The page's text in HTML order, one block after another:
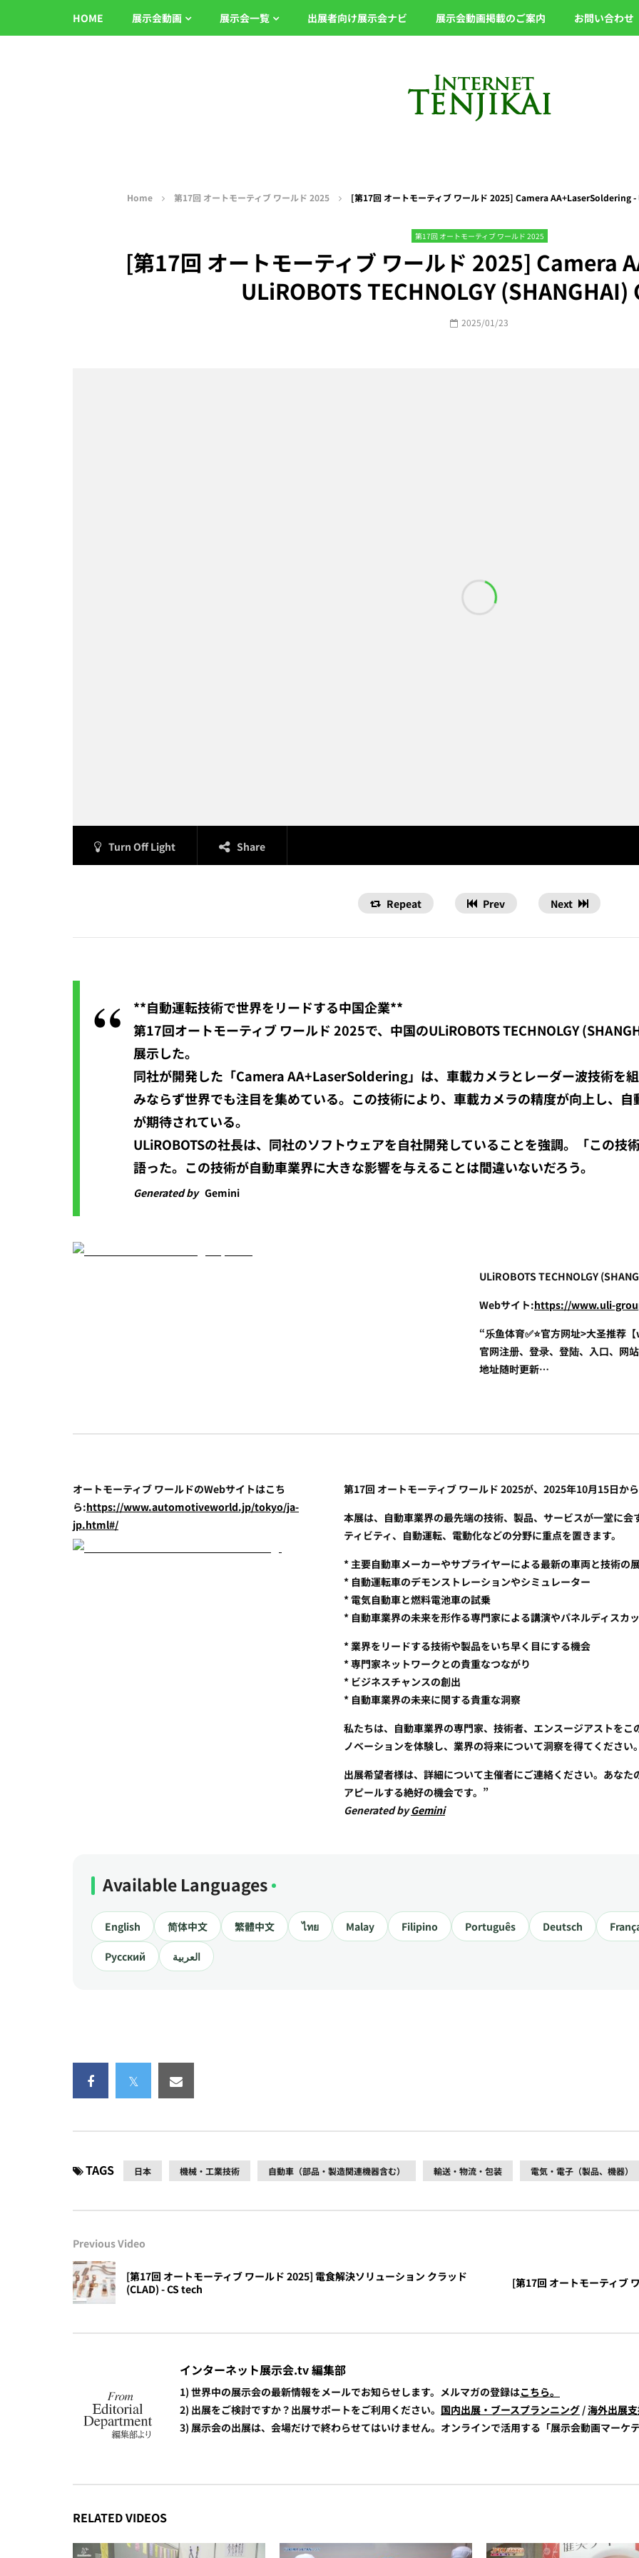
HOME 展示会動画 展示会一覧 出展者向け展示会ナビ 展示会動画掲載のご案内 お問い合わせ
Home 第17回 オートモーティブ ワールド 2025 [第17回 オートモーティブ ワールド 2025] Camera AA+LaserSoldering -
第17回 オートモーティブ ワールド 2025
[第17回 オートモーティブ ワールド 2025] Camera
ULiROBOTS TECHNOLGY (SHANGHAI)
2025/01/23
Turn Off Light Share
Repeat Prev Next
**自動運転技術で世界をリードする中国企業**
第17回オートモーティブ ワールド 2025で、中国のULiROBOTS TECHNOLGY
展示した。
同社が開発した「Camera AA+LaserSoldering」は、車載カメラとレーダー波技術を
みならず世界でも注目を集めている。この技術により、車載カメラの精度が向上し、
が期待されている。
ULiROBOTSの社長は、同社のソフトウェアを自社開発していることを強調。「この技
語った。この技術が自動車業界に大きな影響を与えることは間違いないだろう。
Generated by Gemini
ULiROBOTS TECHNOLGY
Webサイト:https://www.uli-
“乐鱼体育✅⭐️官方网址>大圣推
官网注册、登录、登陆、入口、网
地址随时更新…
オートモーティブ ワールドのWebサイトはこち
ら:https://www.automotiveworld.jp/tokyo/ja-
jp.html#/
第17回 オートモーティブ ワールド 2025が、2025年10月15日か
本展は、自動車業界の最先端の技術、製品、サービスが一堂に
ティビティ、自動運転、電動化などの分野に重点を置きます。
* 主要自動車メーカーやサプライヤーによる最新の車両と技術の
* 自動運転車のデモンストレーションやシミュレーター
* 電気自動車と燃料電池車の試乗
* 自動車業界の未来を形作る専門家による講演やパネルディスカ
* 業界をリードする技術や製品をいち早く目にする機会
* 専門家ネットワークとの貴重なつながり
* ビジネスチャンスの創出
* 自動車業界の未来に関する貴重な洞察
私たちは、自動車業界の専門家、技術者、エンスージアストを
ノベーションを体験し、業界の将来について洞察を得てください。
出展希望者様は、詳細について主催者にご連絡ください。あな
アピールする絶好の機会です。”
Generated byGemini
Available Languages
English 简体中文 繁體中文 ไทย Malay Filipino Português Deutsch
Русский العربية
TAGS 日本 機械・工業技術 自動車（部品・製造関連機器含む） 輸送・物流・包装 電気・電子（製品、機器）
Previous Video
[第17回 オートモーティブ ワールド 2025] 電食解決ソリューション クラッド
(CLAD) - CS tech
[第17回 オートモーティブ
インターネット展示会.tv 編集部
1) 世界中の展示会の最新情報をメールでお知らせします。メルマガの登録はこちら。
2) 出展をご検討ですか？出展サポートをご利用ください。 国内出展・ブースプランニング /海外出展
3) 展示会の出展は、会場だけで終わらせてはいけません。オンラインで活用する「展示会動画マーケ
RELATED VIDEOS